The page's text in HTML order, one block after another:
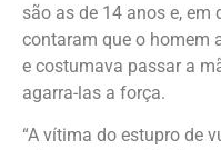
são as de 14 anos e, em
contaram que o homem
e costumava passar a
agarra-las a força.
“A vítima do estupro de